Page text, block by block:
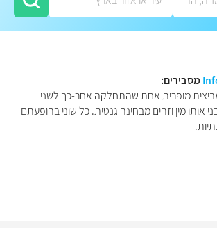
מסבירים:
מופרית אחת שהתחלקה אחר-כך לשני
אותו מין וזהים מבחינה גנטית. כל שוני בהופעתם